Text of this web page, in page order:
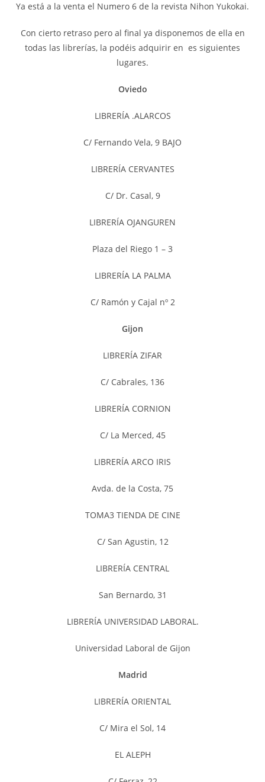
Ya está a la venta el Numero 6 de la revista Nihon Yukokai.
Con cierto retraso pero al final ya disponemos de ella en
todas las librerías, la podéis adquirir en es siguientes
lugares.
Oviedo
LIBRERÍA .ALARCOS
C/ Fernando Vela, 9 BAJO
LIBRERÍA CERVANTES
C/ Dr. Casal, 9
LIBRERÍA OJANGUREN
Plaza del Riego 1 – 3
LIBRERÍA LA PALMA
C/ Ramón y Cajal nº 2
Gijon
LIBRERÍA ZIFAR
C/ Cabrales, 136
LIBRERÍA CORNION
C/ La Merced, 45
LIBRERÍA ARCO IRIS
Avda. de la Costa, 75
TOMA3 TIENDA DE CINE
C/ San Agustin, 12
LIBRERÍA CENTRAL
San Bernardo, 31
LIBRERÍA UNIVERSIDAD LABORAL.
Universidad Laboral de Gijon
Madrid
LIBRERÍA ORIENTAL
C/ Mira el Sol, 14
EL ALEPH